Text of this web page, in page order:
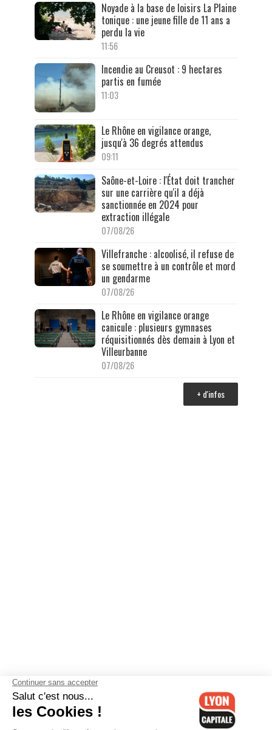
Noyade à la base de loisirs La Plaine
tonique : une jeune fille de 11 ans a
perdu la vie
11:56
Incendie au Creusot : 9 hectares
partis en fumée
11:03
Le Rhône en vigilance orange,
jusqu'à 36 degrés attendus
09:11
Saône-et-Loire : l'État doit trancher
sur une carrière qu'il a déjà
sanctionnée en 2024 pour
extraction illégale
07/08/26
Villefranche : alcoolisé, il refuse de
se soumettre à un contrôle et mord
un gendarme
07/08/26
Le Rhône en vigilance orange
canicule : plusieurs gymnases
réquisitionnés dès demain à Lyon et
Villeurbanne
07/08/26
+ d'infos